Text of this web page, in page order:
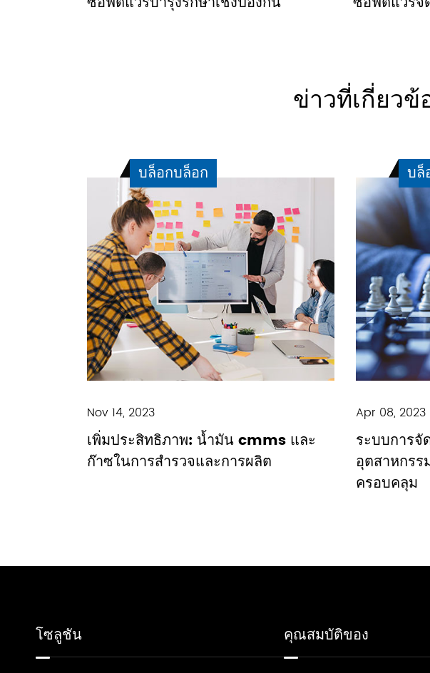
ข่าวที่เกี่ยว
บล็อกบล็อก
Nov 14, 2023
เพิ่มประสิทธิภาพ: น้ำมัน cmms และ
ก๊าซในการสำรวจและการผลิต
บล็
Apr 08, 2023
ระบบการ
อุตสาหกร
ครอบคลุม
โซลูชัน คุณสมบัติของ